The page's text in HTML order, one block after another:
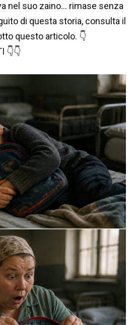
nel suo zaino… rimase senza
di questa storia, consulta il
questo articolo. 👇
👇👇